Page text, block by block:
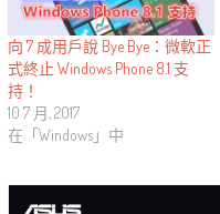
向 7 成用戶說 Bye Bye：微軟正
式終止 Windows Phone 8.1 支
持！
10 7 月, 2017
在「Windows」中